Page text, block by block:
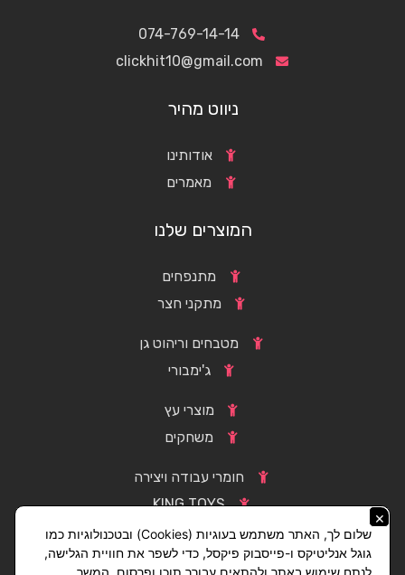
074-769-14-14
clickhit10@gmail.com
ניווט מהיר
אודותינו
מאמרים
המוצרים שלנו
מתנפחים
מתקני חצר
מטבחים וריהוט גן
ג'ימבורי
מוצרי עץ
משחקים
חומרי עבודה ויצירה
KING TOYS
×
שלום לך, האתר משתמש בעוגיות (Cookies) ובטכנולוגיות כמו
גוגל אנליטיקס ו-פייסבוק פיקסל, כדי לשפר את חוויית הגלישה,
לנתח שימוש באתר ולהתאים עבורך תוכן ופרסום. המשך